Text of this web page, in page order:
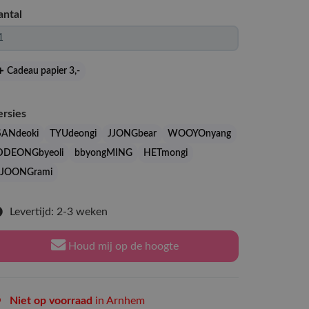
Cadeau papier 3,-
TYUdeongi JJONGbear
WOOYOnyang
bbyongMING
HETmongi
Levertijd: 2-3 weken
Houd mij op de hoogte
Niet op voorraad in Arnhem